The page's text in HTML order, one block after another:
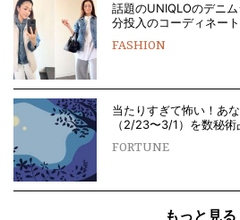
話題のUNIQLOのデニ
分投入のコーディネート
FASHION
当たりすぎて怖い！あ
（2/23〜3/1）を数秘
FORTUNE
もっと見る